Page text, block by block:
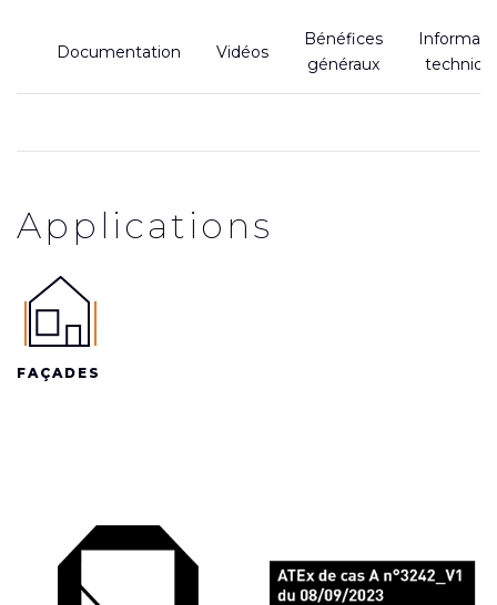
Documentation Vidéos
Bénéfices
généraux
Applications
FAÇADES